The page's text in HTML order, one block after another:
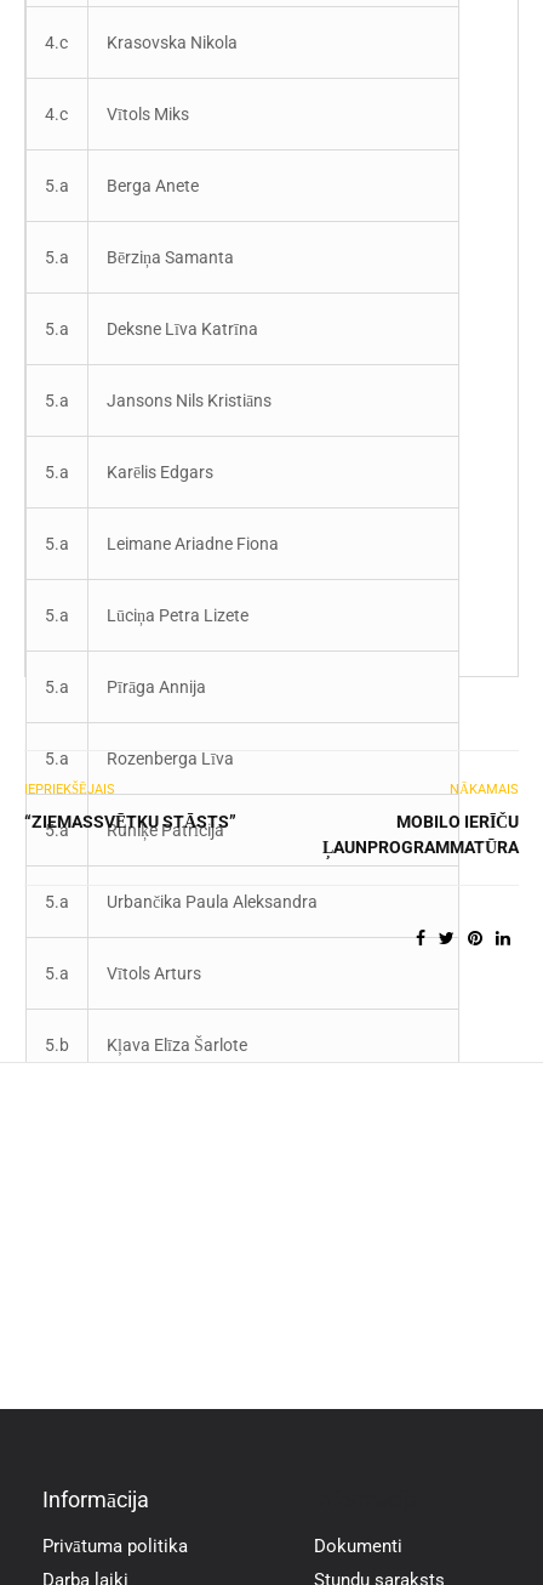
4.c Krasovska Nikola
4.c Vītols Miks
5.a Berga Anete
5.a Bērziņa Samanta
5.a Deksne Līva Katrīna
5.a Jansons Nils Kristiāns
5.a Karēlis Edgars
5.a Leimane Ariadne Fiona
5.a Lūciņa Petra Lizete
5.a Pīrāga Annija
5.a Rozenberga Līva
5.a Runiķe Patrīcija
5.a Urbančika Paula Aleksandra
5.a Vītols Arturs
5.b Kļava Elīza Šarlote
5.c Gūža Haralds
IEPRIEKŠĒJAIS
“ZIEMASSVĒTKU STĀSTS”
NĀKAMAIS
MOBILO IERĪČU
ĻAUNPROGRAMMATŪRA
Informācija
Privātuma politika
Darba laiki
Dokumenti
Stundu saraksts